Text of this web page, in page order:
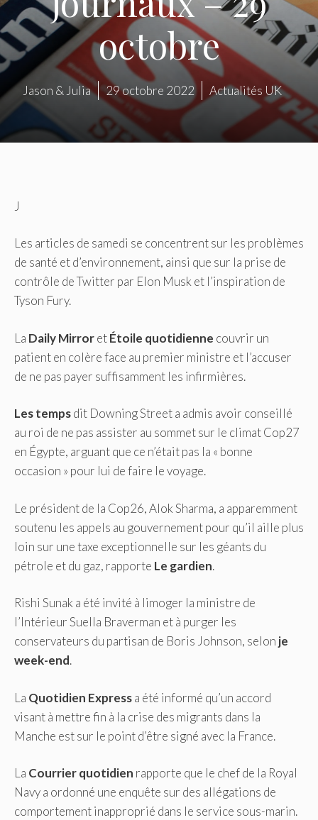
octobre
Jason & Julia 29 octobre 2022 Actualités UK
J
Les articles de samedi se concentrent sur les problèmes
de santé et d’environnement, ainsi que sur la prise de
contrôle de Twitter par Elon Musk et l’inspiration de
Tyson Fury.
La Daily MirroretÉtoile quotidienne couvrir un
patient en colère face au premier ministre et l’accuser
de ne pas payer suffisamment les infirmières.
Les tempsdit Downing Street a admis avoir conseillé
au roi de ne pas assister au sommet sur le climat Cop27
en Égypte, arguant que ce n’était pas la « bonne
occasion » pour lui de faire le voyage.
Le président de la Cop26, Alok Sharma, a apparemment
soutenu les appels au gouvernement pour qu’il aille plus
loin sur une taxe exceptionnelle sur les géants du
pétrole et du gaz, rapporte Le gardien.
Rishi Sunak a été invité à limoger la ministre de
l’Intérieur Suella Braverman et à purger les
conservateurs du partisan de Boris Johnson, selon je
week-end.
La Quotidien Expressa été informé qu’un accord
visant à mettre fin à la crise des migrants dans la
Manche est sur le point d’être signé avec la France.
La Courrier quotidien rapporte que le chef de la Royal
Navy a ordonné une enquête sur des allégations de
comportement inapproprié dans le service sous-marin.